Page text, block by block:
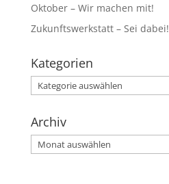
Oktober – Wir machen mit!
Zukunftswerkstatt – Sei dabei!
Kategorien
Kategorien
Archiv
Archiv